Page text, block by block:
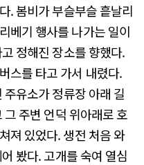
. 봄비가 부슬부슬 흩날리
베기 행사를 나가는 일이
정해진 장소를 향했다.
스를 타고 가서 내렸다.
유소가 정류장 아래 길
주변 언덕 위아래로 호
져 있었다. 생전 처음 와
봤다. 고개를 숙여 열심